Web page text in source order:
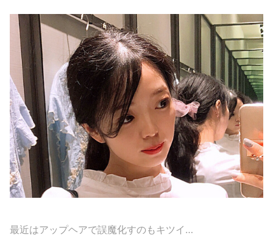
最近はアップヘアで誤魔化すのもキツイ…